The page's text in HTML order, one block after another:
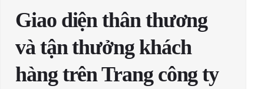
Giao diện thân thương
và tận thưởng khách
hàng trên Trang công ty